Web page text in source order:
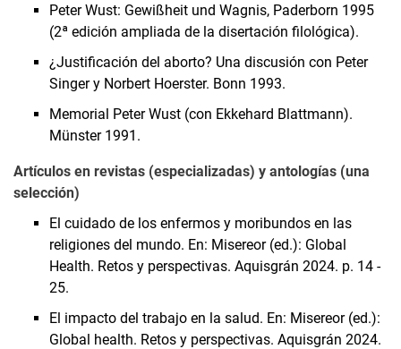
Peter Wust: Gewißheit und Wagnis, Paderborn 1995
(2ª edición ampliada de la disertación filológica).
¿Justificación del aborto? Una discusión con Peter
Singer y Norbert Hoerster. Bonn 1993.
Memorial Peter Wust (con Ekkehard Blattmann).
Münster 1991.
Artículos en revistas (especializadas) y antologías (una
selección)
El cuidado de los enfermos y moribundos en las
religiones del mundo. En: Misereor (ed.): Global
Health. Retos y perspectivas. Aquisgrán 2024. p. 14 -
25.
El impacto del trabajo en la salud. En: Misereor (ed.):
Global health. Retos y perspectivas. Aquisgrán 2024.